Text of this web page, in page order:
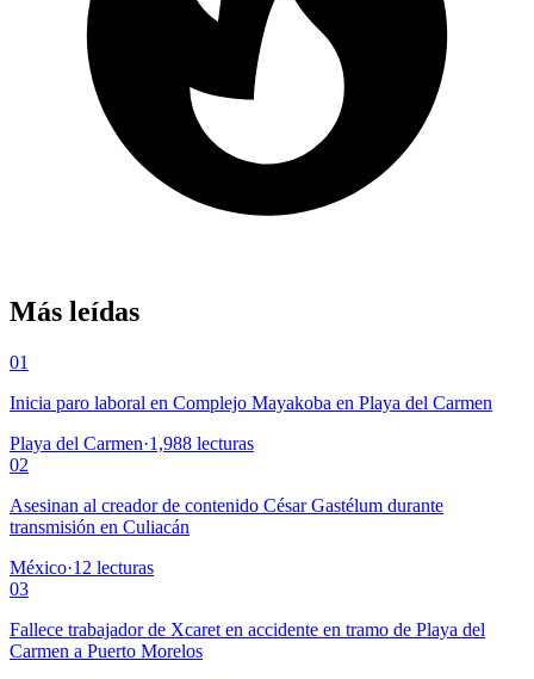
Más leídas
01
Inicia paro laboral en Complejo Mayakoba en Playa del Carmen
Playa del Carmen·1,988 lecturas
02
Asesinan al creador de contenido César Gastélum durante
transmisión en Culiacán
México·12 lecturas
03
Fallece trabajador de Xcaret en accidente en tramo de Playa del
Carmen a Puerto Morelos